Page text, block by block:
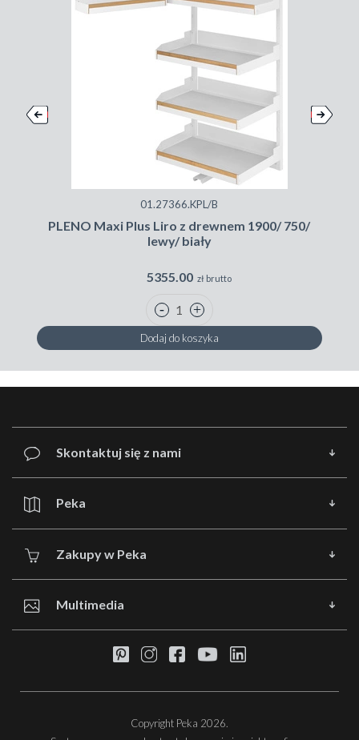
01.27366.KPL/B
PLENO Maxi Plus Liro z drewnem 1900/ 750/
lewy/ biały
5355.00 zł brutto
Dodaj do koszyka
Skontaktuj się z nami
Peka
Zakupy w Peka
Multimedia
Copyright Peka 2026.